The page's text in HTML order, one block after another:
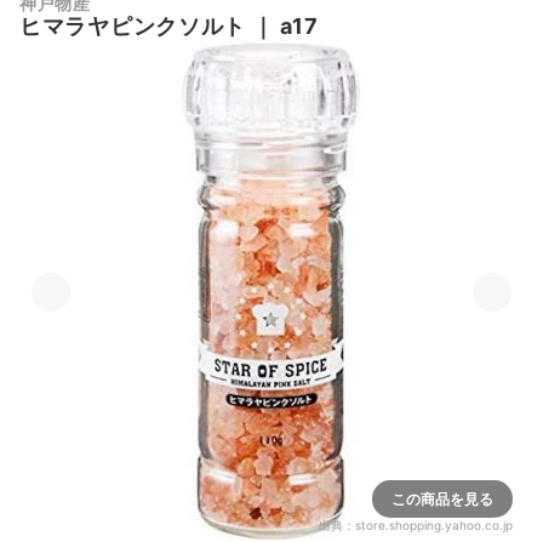
ヒマラヤピンクソルト ｜a17
この商品を見る
出典： store.shopping.yahoo.co.jp